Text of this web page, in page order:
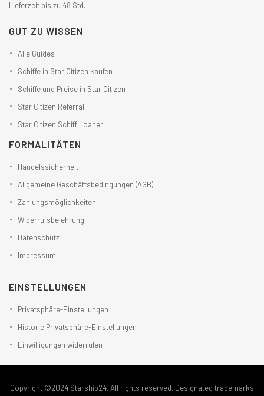
Lieferzeit bis zu 48 Std.
GUT ZU WISSEN
Alle Guides
Schiffe in Star Citizen kaufen
Schiffe und Preise in Star Citizen
Star Citizen Referral
Star Citizen Schiff Loaner
FORMALITÄTEN
Handelssicherheit
Allgemeine Geschäftsbedingungen (AGB)
Zahlungsmöglichkeiten
Widerrufsbelehrung
Datenschutz
Impressum
EINSTELLUNGEN
Privatsphäre-Einstellungen
Historie Privatsphäre-Einstellungen
Einwilligungen widerrufen
Copyright ©2024 Starship24. All rights reserved. Designated trademarks